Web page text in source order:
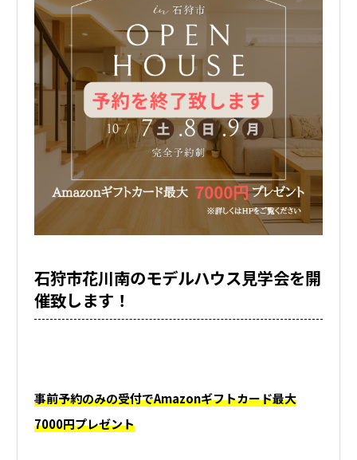
石狩市花川南のモデルハウス見学会を開
催致します！
事前予約のみの受付でAmazonギフトカード最大
7000円プレゼント